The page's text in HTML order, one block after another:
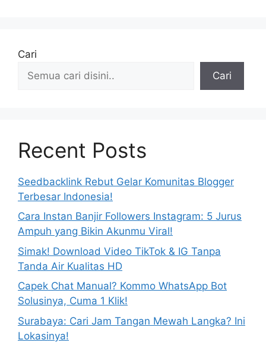
Cari
Cari
Recent Posts
Seedbacklink Rebut Gelar Komunitas Blogger
Terbesar Indonesia!
Cara Instan Banjir Followers Instagram: 5 Jurus
Ampuh yang Bikin Akunmu Viral!
Simak! Download Video TikTok & IG Tanpa
Tanda Air Kualitas HD
Capek Chat Manual? Kommo WhatsApp Bot
Solusinya, Cuma 1 Klik!
Surabaya: Cari Jam Tangan Mewah Langka? Ini
Lokasinya!